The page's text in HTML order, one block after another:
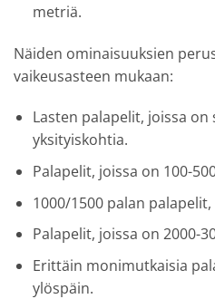
metriä.
Näiden ominaisuuksien
vaikeusasteen mukaan:
Lasten palapelit, joissa
yksityiskohtia.
Palapelit, joissa on 100-
1000/1500 palan palapelit,
Palapelit, joissa on 2000-
Erittäin monimutkaisia
ylöspäin.